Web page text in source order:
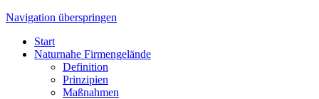
Navigation überspringen
Start
Naturnahe Firmengelände
Definition
Prinzipien
Maßnahmen